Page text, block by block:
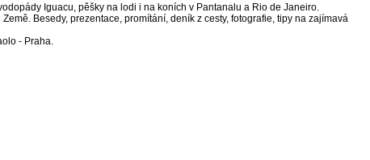
Iguacu, pěšky na lodi i na koních v Pantanalu a Rio de Janeiro.
Besedy, prezentace, promítání, deník z cesty, fotografie, tipy na zajímavá
- Praha.